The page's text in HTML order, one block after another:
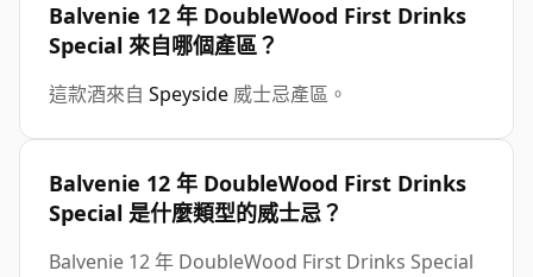
Balvenie 12 年 DoubleWood First Drinks
Special 來自哪個產區？
這款酒來自 Speyside 威士忌產區。
Balvenie 12 年 DoubleWood First Drinks
Special 是什麼類型的威士忌？
Balvenie 12 年 DoubleWood First Drinks Special